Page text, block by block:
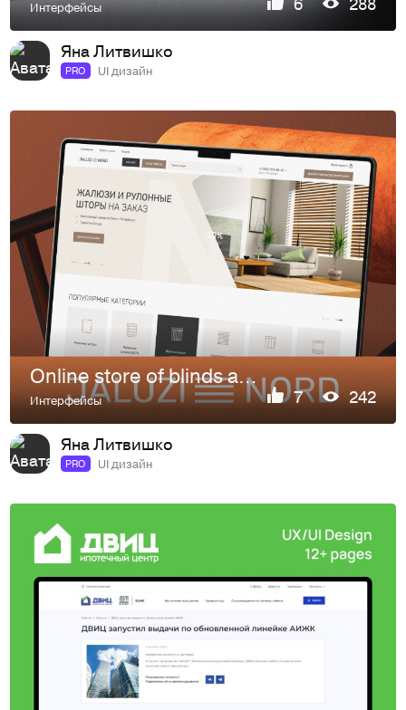
Интерфейсы
Яна Литвишко
PRO UI дизайн
Online store of blinds and roller blinds
Интерфейсы 7 242
Яна Литвишко
PRO UI дизайн